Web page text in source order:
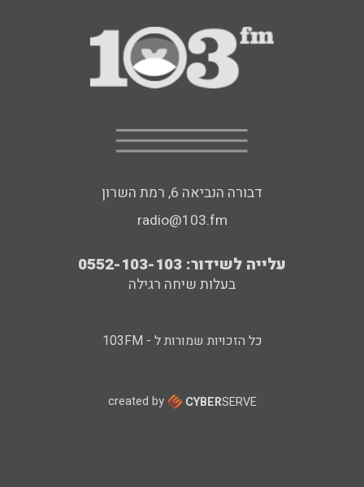
דבורה הנביאה 6, רמת השרון
radio@103.fm
עלייה לשידור: 0552-103-103
בעלות שיחה רגילה
כל הזכויות שמורות ל - 103FM
created by CYBERSERVE